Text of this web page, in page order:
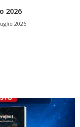
2026
2026